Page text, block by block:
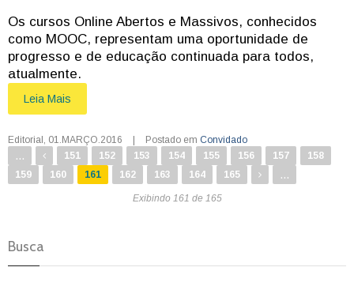
Os cursos Online Abertos e Massivos, conhecidos
como MOOC, representam uma oportunidade de
progresso e de educação continuada para todos,
atualmente.
Leia Mais
Editorial 01.MARÇO.2016 | Postado em Convidado
... 151 152 153 154 155 156 157
158
159
160 161 162 163 164 165 ...
Exibindo 161 de 165
Busca